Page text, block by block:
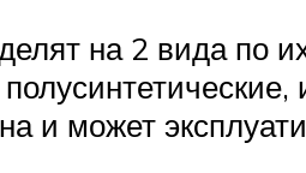
на 2 вида по
и может